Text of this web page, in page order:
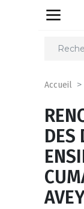
Partager
Accueil
DES